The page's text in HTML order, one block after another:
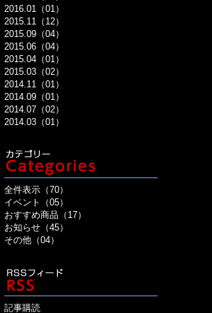
2016.01（01）
2015.11（12）
2015.09（04）
2015.06（04）
2015.04（01）
2015.03（02）
2014.11（01）
2014.09（01）
2014.07（02）
2014.03（01）
全件表示（70）
イベント（05）
おすすめ商品（17）
お知らせ（45）
その他（04）
記事購読